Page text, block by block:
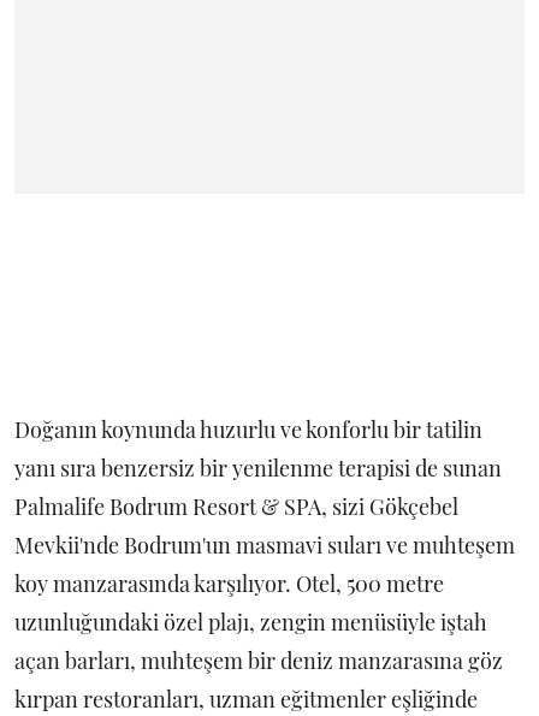
Doğanın koynunda huzurlu ve konforlu bir tatilin
yanı sıra benzersiz bir yenilenme terapisi de sunan
Palmalife Bodrum Resort & SPA, sizi Gökçebel
Mevkii'nde Bodrum'un masmavi suları ve muhteşem
koy manzarasında karşılıyor. Otel, 500 metre
uzunluğundaki özel plajı, zengin menüsüyle iştah
açan barları, muhteşem bir deniz manzarasına göz
kırpan restoranları, uzman eğitmenler eşliğinde